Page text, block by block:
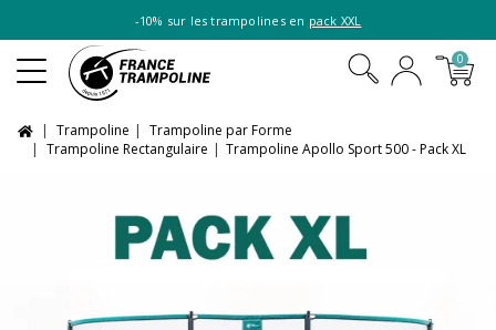
-10% sur les trampolines en pack XXL
0
Trampoline
Trampoline par Forme
Trampoline Rectangulaire
Trampoline Apollo Sport 500 - Pack XL